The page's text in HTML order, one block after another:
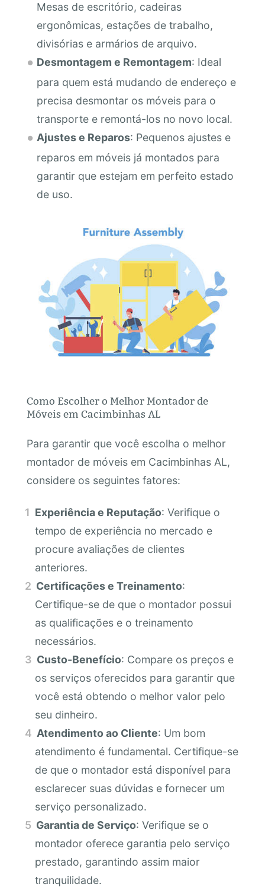
Mesas de escritório, cadeiras
ergonômicas, estações de trabalho,
divisórias e armários de arquivo.
Desmontagem e Remontagem: Ideal
para quem está mudando de endereço e
precisa desmontar os móveis para o
transporte e remontá-los no novo local.
Ajustes e Reparos: Pequenos ajustes e
reparos em móveis já montados para
garantir que estejam em perfeito estado
de uso.
Como Escolher o Melhor Montador de
Móveis em Cacimbinhas AL
Para garantir que você escolha o melhor
montador de móveis em Cacimbinhas AL,
considere os seguintes fatores:
Experiência e Reputação: Verifique o
tempo de experiência no mercado e
procure avaliações de clientes
anteriores.
Certificações e Treinamento:
Certifique-se de que o montador possui
as qualificações e o treinamento
necessários.
Custo-Benefício: Compare os preços e
os serviços oferecidos para garantir que
você está obtendo o melhor valor pelo
seu dinheiro.
Atendimento ao Cliente: Um bom
atendimento é fundamental. Certifique-se
de que o montador está disponível para
esclarecer suas dúvidas e fornecer um
serviço personalizado.
Garantia de Serviço: Verifique se o
montador oferece garantia pelo serviço
prestado, garantindo assim maior
tranquilidade.